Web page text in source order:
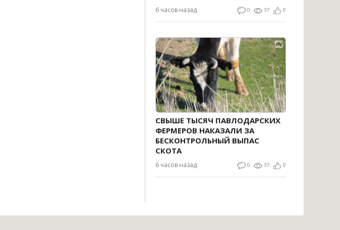
6 часов назад 0 37 0
СВЫШЕ ТЫСЯЧ ПАВЛОДАРСКИХ
ФЕРМЕРОВ НАКАЗАЛИ ЗА
БЕСКОНТРОЛЬНЫЙ ВЫПАС
СКОТА
6 часов назад 0 37 0